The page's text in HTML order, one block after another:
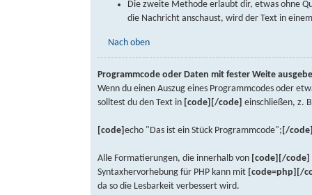
Die zweite Methode erlaubt dir, etwas ohne
die Nachricht anschaust, wird der Text in
Nach oben
Programmcode oder Daten mit fester Weite
Wenn du einen Auszug eines Programmcodes oder
solltest du den Text in [code][/code] einschließen, z.
[code] echo "Das ist ein Stück Programmcode"; [/
Alle Formatierungen, die innerhalb von [code][/code]
Syntaxhervorhebung für PHP kann mit [code=php][/
da so die Lesbarkeit verbessert wird.